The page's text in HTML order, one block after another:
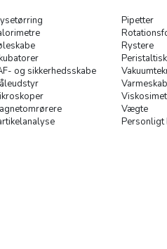
og sikkerhedsskabe
Pipetter
Rystere
Vægte
Personligt